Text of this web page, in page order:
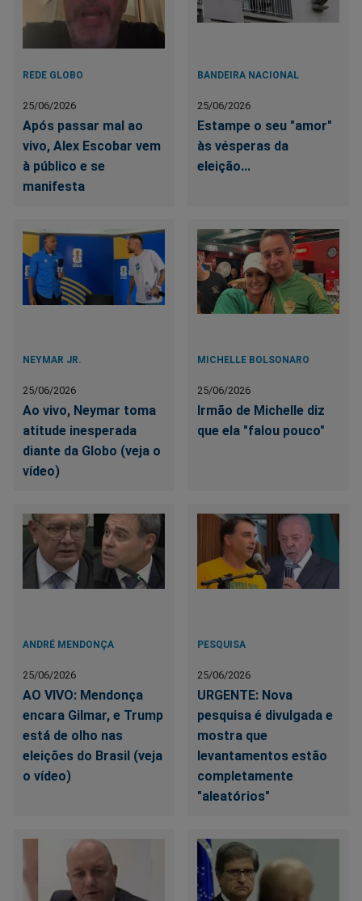
REDE GLOBO
25/06/2026
Após passar mal ao
vivo, Alex Escobar vem
à público e se
manifesta
BANDEIRA NACIONAL
25/06/2026
Estampe o seu "amor"
às vésperas da
eleição...
NEYMAR JR.
25/06/2026
Ao vivo, Neymar toma
atitude inesperada
diante da Globo (veja o
vídeo)
MICHELLE BOLSONARO
25/06/2026
Irmão de Michelle diz
que ela "falou pouco"
ANDRÉ MENDONÇA
25/06/2026
AO VIVO: Mendonça
encara Gilmar, e Trump
está de olho nas
eleições do Brasil (veja
o vídeo)
PESQUISA
25/06/2026
URGENTE: Nova
pesquisa é divulgada e
mostra que
levantamentos estão
completamente
"aleatórios"